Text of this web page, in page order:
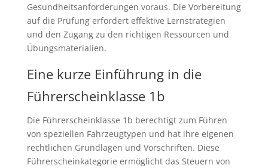
Gesundheitsanforderungen voraus. Die Vorbereitung
auf die Prüfung erfordert effektive Lernstrategien
und den Zugang zu den richtigen Ressourcen und
Übungsmaterialien.
Eine kurze Einführung in die
Führerscheinklasse 1b
Die Führerscheinklasse 1b berechtigt zum Führen
von speziellen Fahrzeugtypen und hat ihre eigenen
rechtlichen Grundlagen und Vorschriften. Diese
Führerscheinkategorie ermöglicht das Steuern von